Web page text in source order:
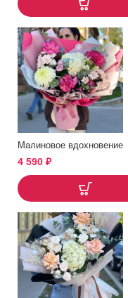
Малиновое вдохновение
4 590 ₽